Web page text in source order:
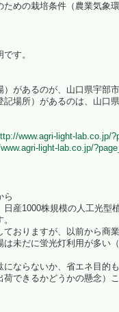
ための栽培条件（農業気象
す。
があるのが、山口県宇部市
記場所）があるのは、山口
www.agri-light-lab.co.jp/
light-lab.co.jp/
ら
日産1000株規模の人工光型
ておりますが、以前から商
は未だに蛍光灯利用が多い
にならないか、省エネ目的
荷できるかどうかの懸念）